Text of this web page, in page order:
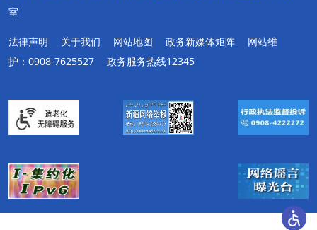
室
法律声明 关于我们 网站地图 政务新媒体矩阵
网站维
护：0908-7625527
政务服务热线12345